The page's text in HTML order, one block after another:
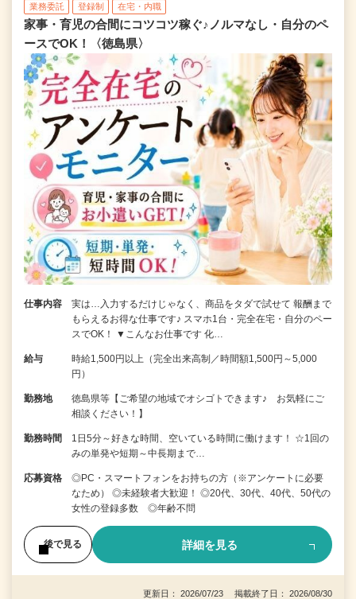
業務委託 登録制 在宅・内職
家事・育児の合間にコツコツ稼ぐ♪ノルマなし・自分のペ
ースでOK！〈徳島県〉
仕事内容
実は…入力するだけじゃなく、商品をタダで試せて 報酬まで
もらえるお得な仕事です♪ スマホ1台・完全在宅・自分のペー
スでOK！ ▼こんなお仕事です 化…
給与
時給1,500円以上（完全出来高制／時間額1,500円～5,000
円）
勤務地
徳島県等【ご希望の地域でオシゴトできます♪ お気軽にご
相談ください！】
勤務時間
1日5分～好きな時間、空いている時間に働けます！ ☆1回の
みの単発や短期～中長期まで…
応募資格
◎PC・スマートフォンをお持ちの方（※アンケートに必要
なため） ◎未経験者大歓迎！ ◎20代、30代、40代、50代の
女性の登録多数 ◎年齢不問
後で見る 詳細を見る
更新日： 2026/07/23 掲載終了日： 2026/08/30